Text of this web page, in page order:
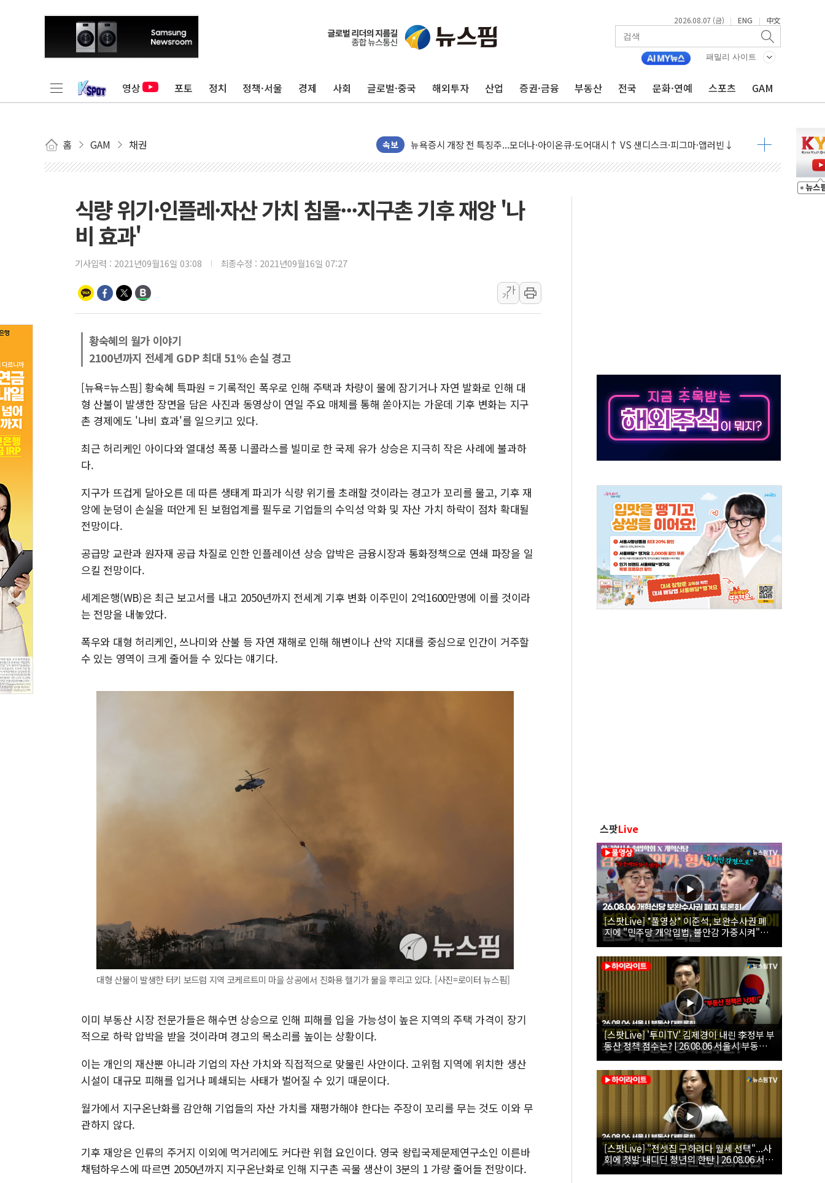
2026.08.07 (금) | ENG | 中文
패밀리 사이트
영상 포토 정치 정책·서울 경제 사회 글로벌·중국 해외투자 산업 증권·금융 부동산 전국 문화·연예 스포츠 GAM
홈 GAM 채권 속보
리투아니아 국방 "러, 우크라 드론으로 나토 회원국 공격 검토… 거짓 깃발 작전"
뉴욕증시 개장 전 특징주...모더나·아이온큐·도어대시↑ VS 샌디스크·피그마·앱러빈↓
김정관 장관 "영업이익 N% 성과급 반대…상법·자본시장법 개정 논의"
청와대, 북한 단거리 탄도미사일 발사에 긴급 안보 점검회의
금값 7주 만에 최고…美 고용 둔화·호르무즈 재개방 기대에 강세
'월가의 황제' 다이먼 "금융시장 레버리지 위험수위…숨은 차입이 더 큰 변수"
양주 섬유염색공장서 화재 1명 중상…대응 1단계 진압 중
우크라 드론 전술, 중남미 콜롬비아에 새 안보 위기… 반군·마약카르텔이 습득해 전투 활용
동해해경, 독도 해상서 부유물 감긴 어선 구조
주한미군 "오산기지 누출, 백린 아닌 무해한 표면 부식 물질"
구미 폐염산처리업체서 불 2시간30여분만에 진화...외국인 노동자 숨져
해군과 함께하는 '불금전파, 송정' 시즌2
식량 위기·인플레·자산 가치 침몰···지구촌 기후 재앙 '나
비 효과'
기사입력 : 2021년09월16일 03:08 최종수정 : 2021년09월16일 07:27
가
가
황숙혜의 월가 이야기
2100년까지 전세계 GDP 최대 51% 손실 경고
[뉴욕=뉴스핌] 황숙혜 특파원 = 기록적인 폭우로 인해 주택과 차량이 물에 잠기거나 자연 발화로 인해 대
형 산불이 발생한 장면을 담은 사진과 동영상이 연일 주요 매체를 통해 쏟아지는 가운데 기후 변화는 지구
촌 경제에도 '나비 효과'를 일으키고 있다.
최근 허리케인 아이다와 열대성 폭풍 니콜라스를 빌미로 한 국제 유가 상승은 지극히 작은 사례에 불과하
다.
지구가 뜨겁게 달아오른 데 따른 생태계 파괴가 식량 위기를 초래할 것이라는 경고가 꼬리를 물고, 기후 재
앙에 눈덩이 손실을 떠안게 된 보험업계를 필두로 기업들의 수익성 악화 및 자산 가치 하락이 점차 확대될
전망이다.
공급망 교란과 원자재 공급 차질로 인한 인플레이션 상승 압박은 금융시장과 통화정책으로 연쇄 파장을 일
으킬 전망이다.
세계은행(WB)은 최근 보고서를 내고 2050년까지 전세계 기후 변화 이주민이 2억1600만명에 이를 것이라
는 전망을 내놓았다.
폭우와 대형 허리케인, 쓰나미와 산불 등 자연 재해로 인해 해변이나 산악 지대를 중심으로 인간이 거주할
수 있는 영역이 크게 줄어들 수 있다는 얘기다.
대형 산불이 발생한 터키 보드럼 지역 코케르트미 마을 상공에서 진화용 헬기가 물을 뿌리고 있다. [사진=로이터 뉴스핌]
이미 부동산 시장 전문가들은 해수면 상승으로 인해 피해를 입을 가능성이 높은 지역의 주택 가격이 장기
적으로 하락 압박을 받을 것이라며 경고의 목소리를 높이는 상황이다.
이는 개인의 재산뿐 아니라 기업의 자산 가치와 직접적으로 맞물린 사안이다. 고위험 지역에 위치한 생산
시설이 대규모 피해를 입거나 폐쇄되는 사태가 벌어질 수 있기 때문이다.
월가에서 지구온난화를 감안해 기업들의 자산 가치를 재평가해야 한다는 주장이 꼬리를 무는 것도 이와 무
관하지 않다.
기후 재앙은 인류의 주거지 이외에 먹거리에도 커다란 위협 요인이다. 영국 왕립국제문제연구소인 이른바
채텀하우스에 따르면 2050년까지 지구온난화로 인해 지구촌 곡물 생산이 3분의 1 가량 줄어들 전망이다.
스팟Live
[스팟Live] *풀영상* 이준석, 보완수사권 폐
지에 "민주당 개악입법, 불안감 가중시켜"｜
26.08.06 개혁신당 보완수사권 폐지 토론회
[스팟Live] '투미TV' 김제경이 내린 李정부 부
동산 정책 점수는? | 26.08.06 서울시 부동산
대토론회
[스팟Live] "전셋집 구하려다 월세 선택"...사
회에 첫발 내디딘 청년의 한탄 | 26.08.06 서울
시 부동산 대토론회